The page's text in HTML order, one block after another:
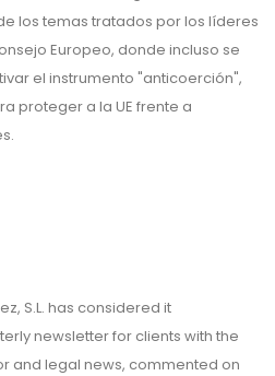
los temas tratados por los líderes
Europeo, donde incluso se
el instrumento "anticoerción",
proteger a la UE frente a
S.L. has considered it
newsletter for clients with the
and legal news, commented on